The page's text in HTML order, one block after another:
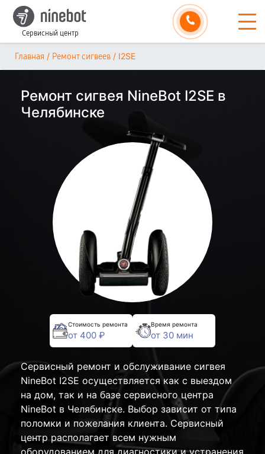
Сервисный центр
Главная / Ремонт сигвеев / I2SE
Ремонт сигвея NineBot I2SE в
Челябинске
Стоимость ремонта
от 400 ₽
Время ремонта
от 30 мин
Сервисный ремонт и обслуживание сигвея
NineBot I2SE осуществляется как с выездом
на дом, так и на базе сервисного центра
NineBot в Челябинске. Выбор зависит от типа
поломки и пожелания клиента. Сервисный
центр располагает всем нужным
оборудованием для диагностики и устранения